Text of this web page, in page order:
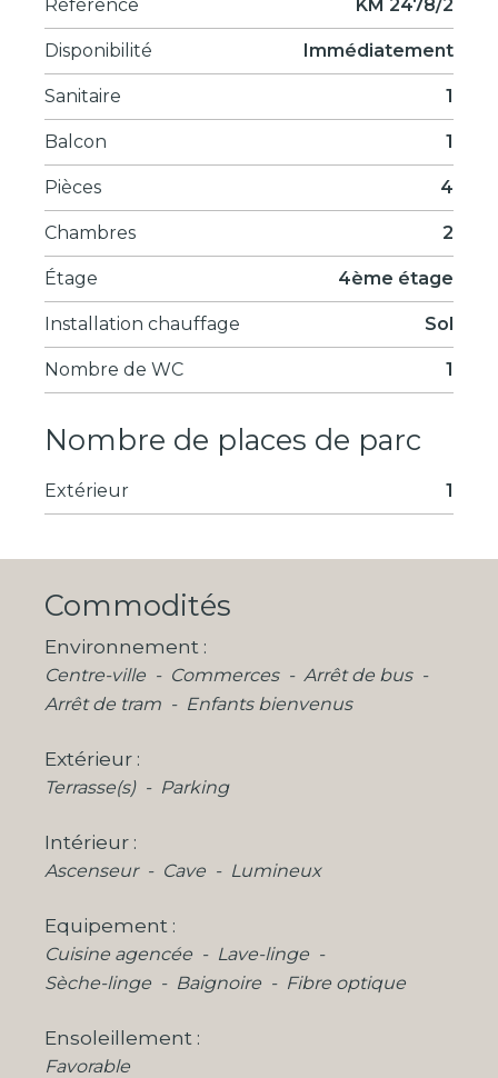
Référence KM 2478/2
Disponibilité Immédiatement
Sanitaire 1
Balcon 1
Pièces 4
Chambres 2
Étage 4ème étage
Installation chauffage Sol
Nombre de WC 1
Nombre de places de parc
Extérieur 1
Commodités
Environnement
Centre-ville Commerces
Arrêt de bus
Arrêt de tram
Enfants bienvenus
Extérieur
Terrasse(s) Parking
Intérieur
Ascenseur Cave Lumineux
Equipement
Cuisine agencée
Lave-linge
Sèche-linge
Baignoire Fibre optique
Ensoleillement
Favorable